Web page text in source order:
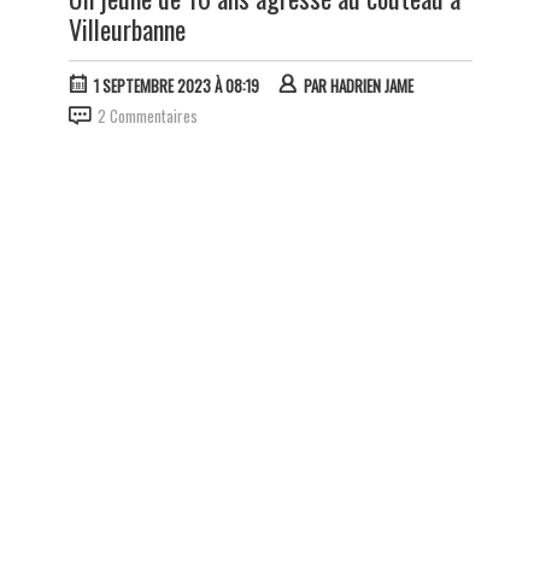
Villeurbanne
1 SEPTEMBRE 2023 À 08:19 PARHADRIEN JAME
2 Commentaires